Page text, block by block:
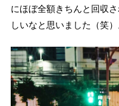
にほぼ全額きちんと回収
しいなと思いました（笑）